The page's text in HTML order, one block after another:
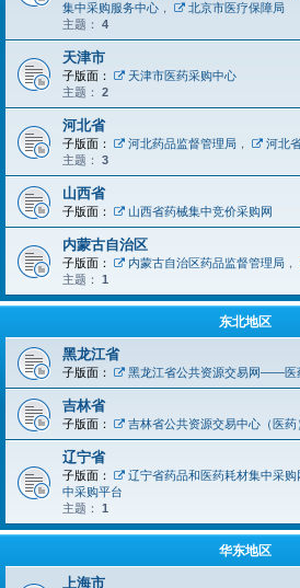
集中采购服务中心 ，
北京市医疗保障局
主题： 4
天津市
子版面：
天津市医药采购中心
主题： 2
河北省
子版面： 河北药品监督管理局，
河北
主题： 3
山西省
子版面： 山西省药械集中竞价采购网
内蒙古自治区
子版面： 内蒙古自治区药品监督管理局，
主题： 1
东北地区
黑龙江省
子版面： 黑龙江省公共资源交易网——医
吉林省
子版面： 吉林省公共资源交易中心（医药
辽宁省
子版面： 辽宁省药品和医药耗材集中采购
中采购平台
主题： 1
华东地区
上海市